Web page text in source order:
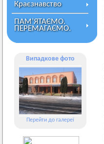
Краєзнавство
ПАМ’ЯТАЄМО.
ПЕРЕМАГАЄМО.
Випадкове фото
Перейти до галереї